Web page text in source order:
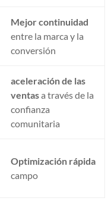
Mejor continuidad
entre la marca y la
conversión
aceleración de las
ventasa través de la
confianza
comunitaria
Optimización rápida
campo